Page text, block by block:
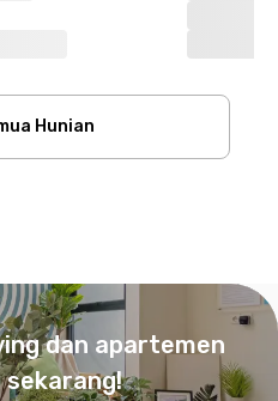
Hunian
dan apartemen